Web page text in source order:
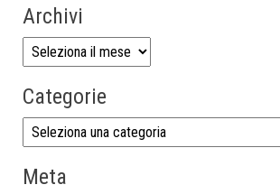
Archivi
Categorie
Meta